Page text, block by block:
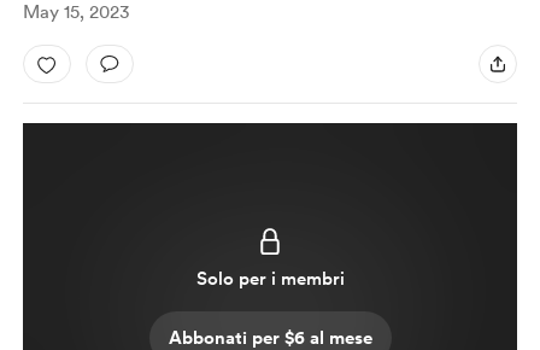
May 15, 2023
Solo per i membri
Abbonati per $6 al mese